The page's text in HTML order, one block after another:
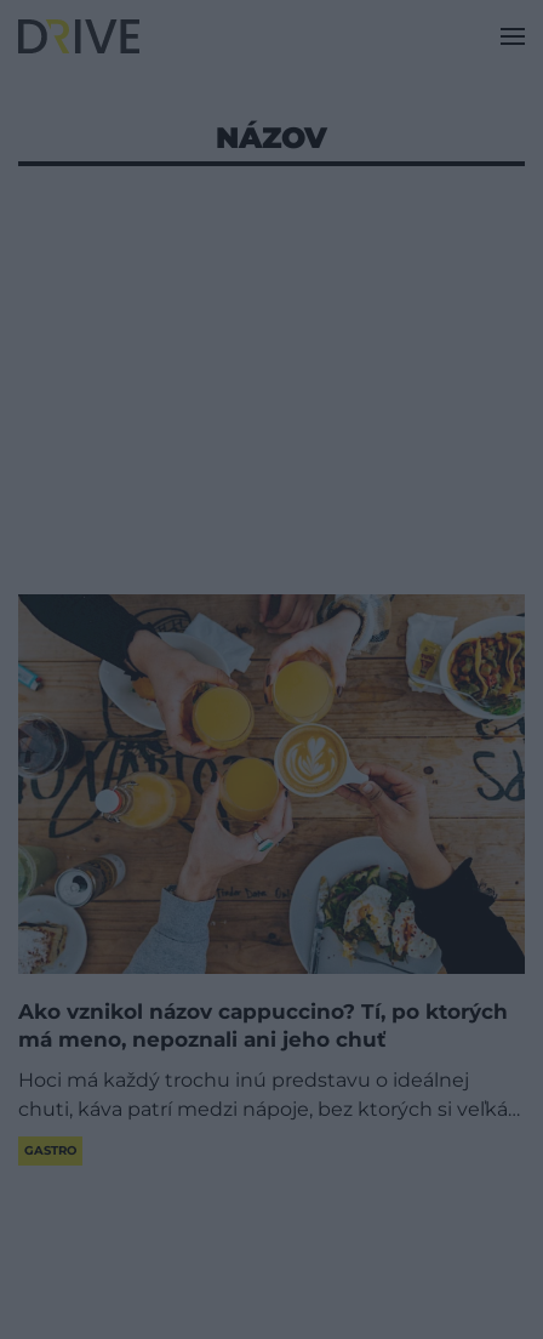
NÁZOV
Ako vznikol názov cappuccino? Tí, po ktorých
má meno, nepoznali ani jeho chuť
Hoci má každý trochu inú predstavu o ideálnej
chuti, káva patrí medzi nápoje, bez ktorých si veľká…
GASTRO